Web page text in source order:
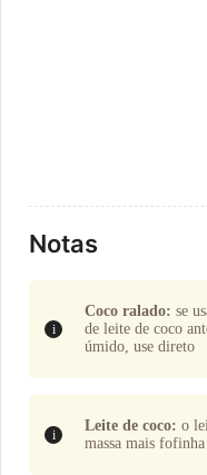
Notas
Coco ralado: se
de leite de coco
úmido, use direto
Leite de coco: o
massa mais